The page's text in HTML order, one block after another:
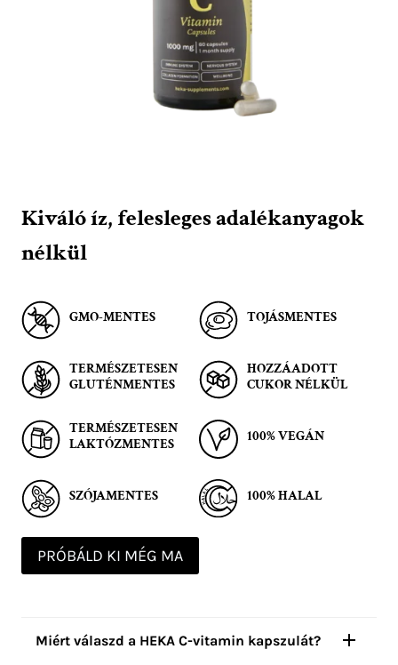
Kiváló íz, felesleges adalékanyagok
nélkül
GMO-MENTES
TERMÉSZETESEN
GLUTÉNMENTES
TERMÉSZETESEN
LAKTÓZMENTES
SZÓJAMENTES
TOJÁSMENTES
HOZZÁADOTT
CUKOR NÉLKÜL
100% VEGÁN
100% HALAL
PRÓBÁLD KI MÉG MA
Miért válaszd a HEKA C-vitamin kapszulát?